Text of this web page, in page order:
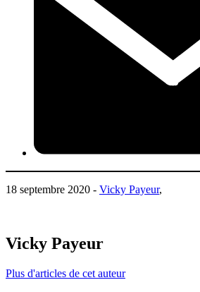
18 septembre 2020 - Vicky Payeur,
Vicky Payeur
Plus d'articles de cet auteur